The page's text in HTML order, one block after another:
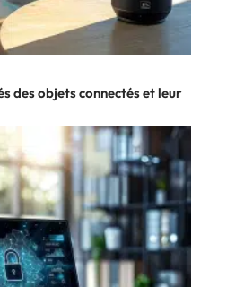
des objets connectés et leur